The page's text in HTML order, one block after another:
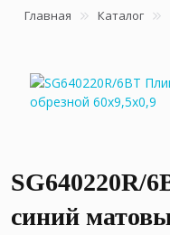
Главная Каталог
SG640220R/
синий